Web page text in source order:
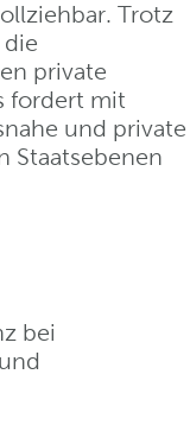
Trotz
private
fordert mit
und private
Staatsebenen
bei